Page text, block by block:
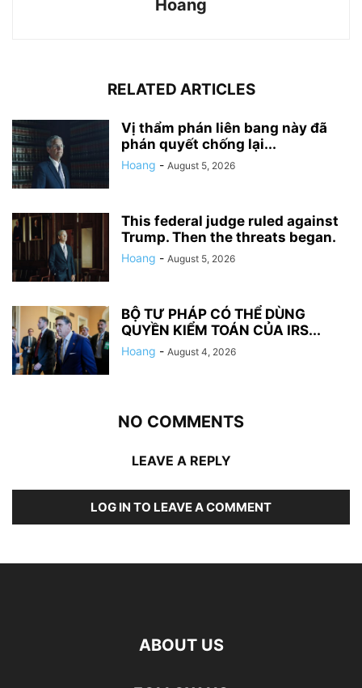
Hoang
RELATED ARTICLES
Vị thẩm phán liên bang này đã
phán quyết chống lại...
Hoang - August 5, 2026
This federal judge ruled against
Trump. Then the threats began.
Hoang - August 5, 2026
BỘ TƯ PHÁP CÓ THỂ DÙNG
QUYỀN KIỂM TOÁN CỦA IRS...
Hoang - August 4, 2026
NO COMMENTS
LEAVE A REPLY
LOG IN TO LEAVE A COMMENT
ABOUT US